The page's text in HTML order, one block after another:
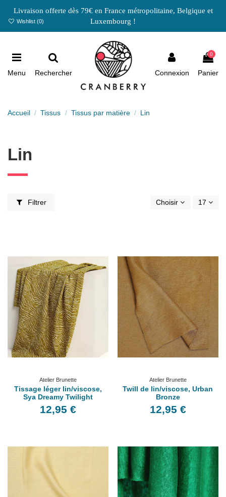
Livraison offerte dès 79€ en France métropolitaine, Belgique et
Luxembourg !
Wishlist (0)
Menu Rechercher Connexion
0
Panier
Accueil Tissus Tissus par matière Lin
Lin
Filtrer Choisir 17
Atelier Brunette
Tissage léger lin/viscose,
Sya Dreamy Twilight
12,95 €
Atelier Brunette
Twill de lin/viscose, Urban
Bronze
12,95 €